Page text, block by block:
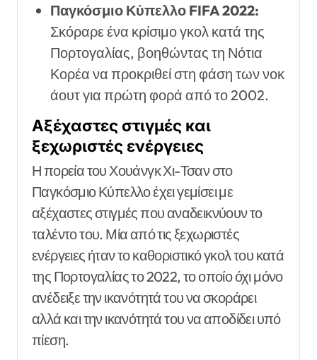
Παγκόσμιο Κύπελλο FIFA 2022:
Σκόραρε ένα κρίσιμο γκολ κατά της
Πορτογαλίας, βοηθώντας τη Νότια
Κορέα να προκριθεί στη φάση των νοκ
άουτ για πρώτη φορά από το 2002.
Αξέχαστες στιγμές και
ξεχωριστές ενέργειες
Η πορεία του Χουάνγκ Χι-Τσαν στο
Παγκόσμιο Κύπελλο έχει γεμίσει με
αξέχαστες στιγμές που αναδεικνύουν το
ταλέντο του. Μία από τις ξεχωριστές
ενέργειες ήταν το καθοριστικό γκολ του κατά
της Πορτογαλίας το 2022, το οποίο όχι μόνο
ανέδειξε την ικανότητά του να σκοράρει
αλλά και την ικανότητά του να αποδίδει υπό
πίεση.